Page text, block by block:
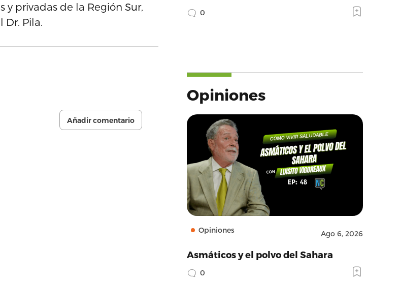
privadas de la Región Sur,
Pila.
Añadir comentario
0
Opiniones
Opiniones Ago 6, 2026
Asmáticos y el polvo del Sahara
0